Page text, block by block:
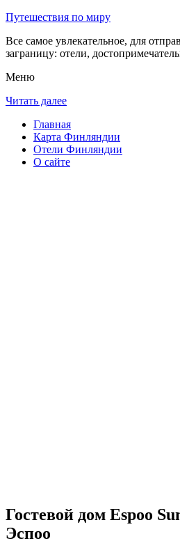
Путешествия по миру
Все самое увлекательное, для
заграницу: отели,
Меню
Читать далее
Главная
Карта Финляндии
Отели Финляндии
О сайте
Гостевой дом Espoo
Эспоо